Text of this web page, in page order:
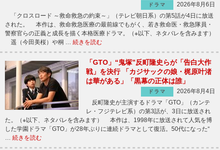
ドラマ
2026年8月6日
「クロスロード ～救命救急の約束～」（テレビ朝日系）の第5話が4日に放送
された。 本作は、救命救急医療の最前線でもがく、若き救命医・救急隊員・
警察官らの正義と成長を描く本格医療ドラマ。（※以下、ネタバレを含みます）
遥（今田美桜）や桐 … 続きを読む
「GTO」“鬼塚”反町隆史らが「告白大作
戦」を決行 「カジサックの娘・梶原叶渚
は華がある」「黒幕の正体は誰」
ドラマ
2026年8月4日
反町隆史が主演するドラマ「GTO」（カンテ
レ・フジテレビ系）の第3話が、3日に放送され
た。（※以下、ネタバレを含みます） 本作は、1998年に放送されて人気を博
した学園ドラマ「GTO」が28年ぶりに連続ドラマとして復活。50代になった“
続きを読む